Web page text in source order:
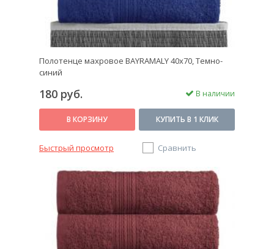
Полотенце махровое BAYRAMALY 40х70, Темно-
синий
180 руб. В наличии
В КОРЗИНУ КУПИТЬ В 1 КЛИК
Быстрый просмотр Сравнить